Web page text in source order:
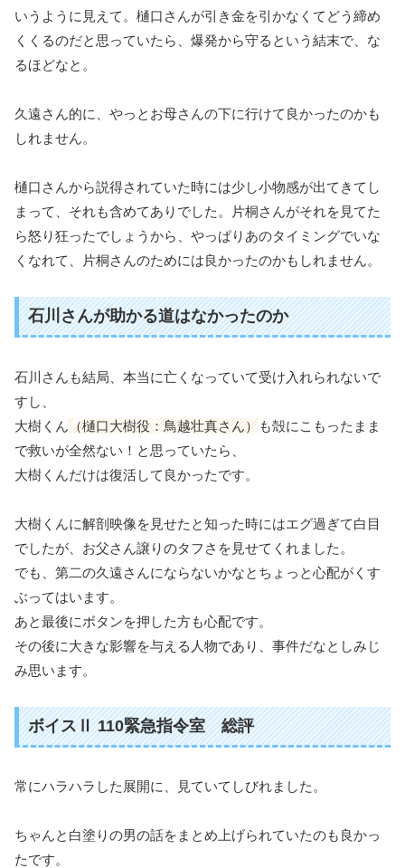
いうように見えて。樋口さんが引き金を引かなくてどう締め
くくるのだと思っていたら、爆発から守るという結末で、な
るほどなと。
久遠さん的に、やっとお母さんの下に行けて良かったのかも
しれません。
樋口さんから説得されていた時には少し小物感が出てきてし
まって、それも含めてありでした。片桐さんがそれを見てた
ら怒り狂ったでしょうから、やっぱりあのタイミングでいな
くなれて、片桐さんのためには良かったのかもしれません。
石川さんが助かる道はなかったのか
石川さんも結局、本当に亡くなっていて受け入れられないで
すし、
大樹くん（樋口大樹役：鳥越壮真さん）も殻にこもったまま
で救いが全然ない！と思っていたら、
大樹くんだけは復活して良かったです。
大樹くんに解剖映像を見せたと知った時にはエグ過ぎて白目
でしたが、お父さん譲りのタフさを見せてくれました。
でも、第二の久遠さんにならないかなとちょっと心配がくす
ぶってはいます。
あと最後にボタンを押した方も心配です。
その後に大きな影響を与える人物であり、事件だなとしみじ
み思います。
ボイスⅡ 110緊急指令室 総評
常にハラハラした展開に、見ていてしびれました。
ちゃんと白塗りの男の話をまとめ上げられていたのも良かっ
たです。